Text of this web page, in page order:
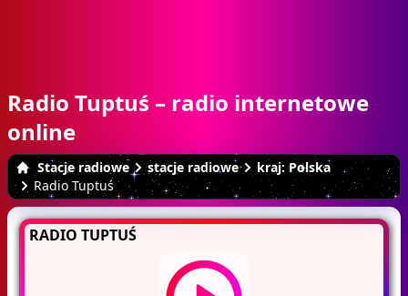
Radio Tuptuś – radio internetowe
online
Stacje radiowe stacje radiowe
kraj: Polska
Radio Tuptuś
RADIO TUPTUŚ